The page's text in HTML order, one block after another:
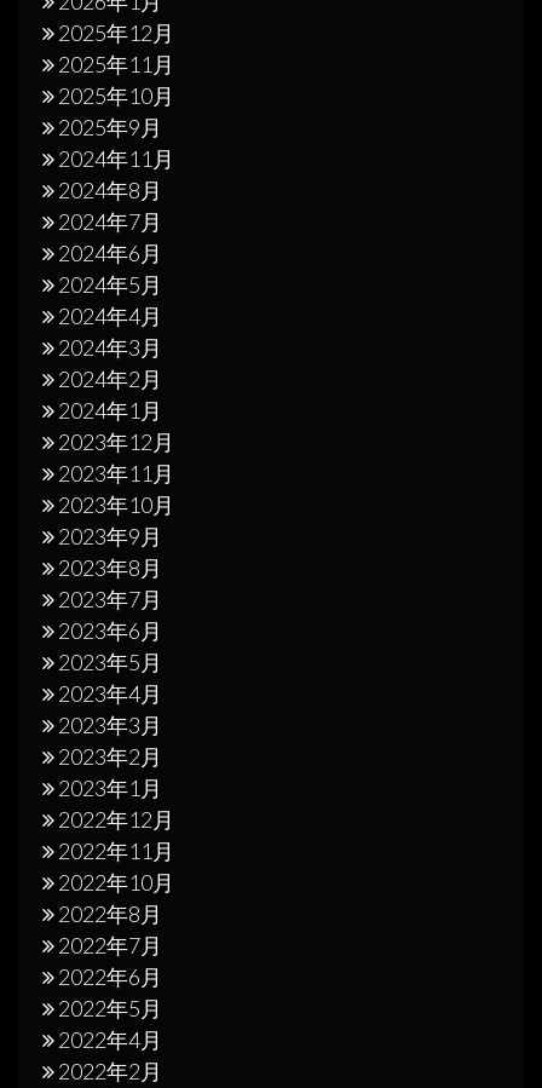
2025年12月
2025年11月
2025年10月
2025年9月
2024年11月
2024年8月
2024年7月
2024年6月
2024年5月
2024年4月
2024年3月
2024年2月
2024年1月
2023年12月
2023年11月
2023年10月
2023年9月
2023年8月
2023年7月
2023年6月
2023年5月
2023年4月
2023年3月
2023年2月
2023年1月
2022年12月
2022年11月
2022年10月
2022年8月
2022年7月
2022年6月
2022年5月
2022年4月
2022年2月